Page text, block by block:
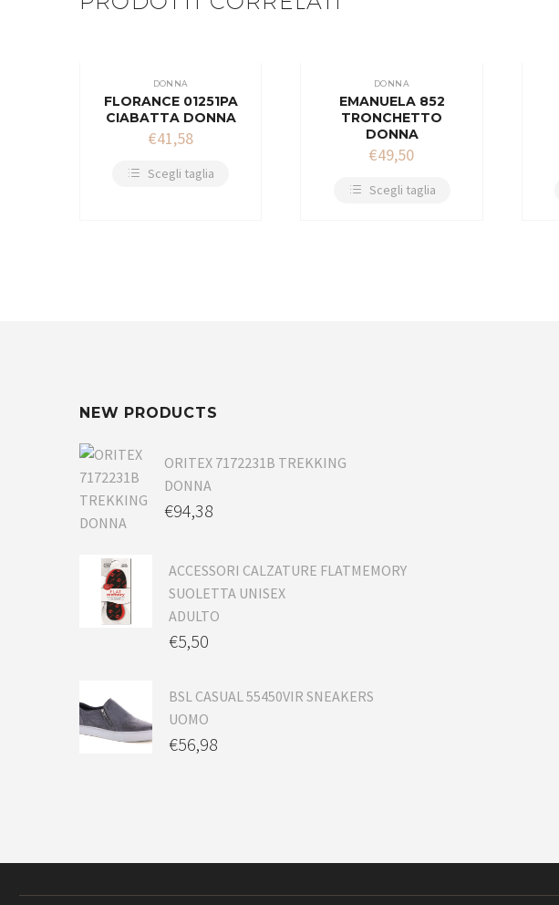
DONNA
FLORANCE 01251PA
CIABATTA DONNA
€41,58
Scegli taglia
DONNA
EMANUELA 852
TRONCHETTO
DONNA
€49,50
Scegli taglia
NEW PRODUCTS
ORITEX 7172231B TREKKING
DONNA
€94,38
ACCESSORI CALZATURE FLATMEMORY
SUOLETTA UNISEX
ADULTO
€5,50
BSL CASUAL 55450VIR SNEAKERS
UOMO
€56,98